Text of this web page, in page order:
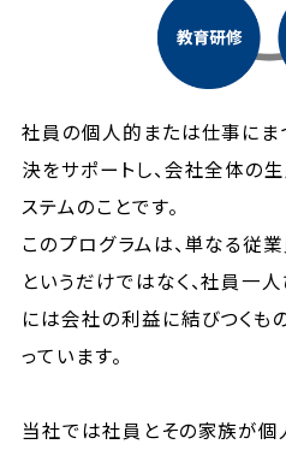
社員の個人的または仕事に
決をサポートし、会社全体の
ステムのことです。
このプログラムは、単なる従
というだけではなく、社員一
には会社の利益に結びつくも
っています。
当社では社員とその家族が